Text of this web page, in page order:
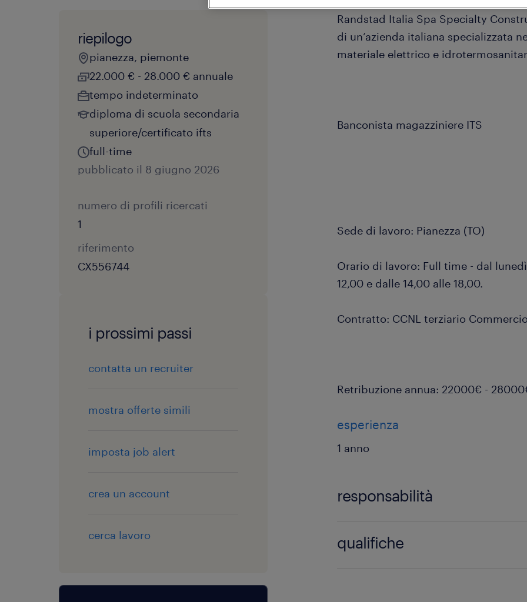
Randstad Italia Spa Specialty
di un’azienda italiana specializzata
materiale elettrico e
Banconista magazziniere ITS
Sede di lavoro: Pianezza (TO)
Orario di lavoro: Full time - dal
12,00 e dalle 14,00 alle 18,00.
Contratto: CCNL terziario Commercio
Retribuzione annua: 22000€ -
esperienza
1 anno
responsabilità
La risorsa inserita si occuperà in
qualifiche
riepilogo
pianezza, piemonte
22.000 € - 28.000 € annuale
tempo indeterminato
diploma di scuola secondaria
superiore/certificato ifts
full-time
pubblicato il 8 giugno 2026
numero di profili ricercati
1
riferimento
CX556744
i prossimi passi
contatta un recruiter
mostra offerte simili
imposta job alert
crea un account
cerca lavoro